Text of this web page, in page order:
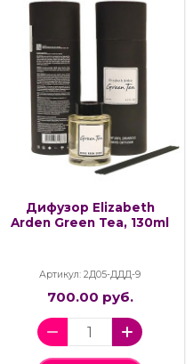
Дифузор Elizabeth
Arden Green Tea, 130ml
Артикул: 2Д05-ДДД-9
700.00 руб.